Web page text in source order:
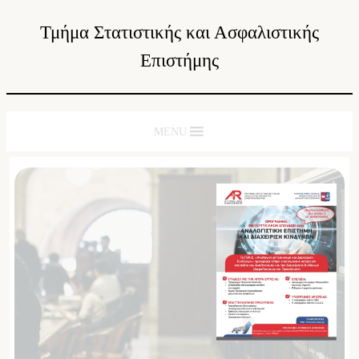
Τμήμα Στατιστικής και Ασφαλιστικής
Επιστήμης
MENU